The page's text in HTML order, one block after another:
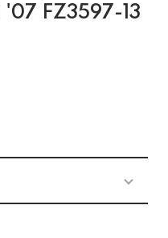
'07 FZ3597-13